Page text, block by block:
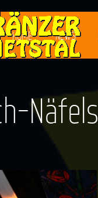
HOME NEWS
Näfels